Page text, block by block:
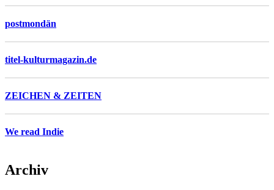
postmondän
titel-kulturmagazin.de
ZEICHEN & ZEITEN
We read Indie
Archiv